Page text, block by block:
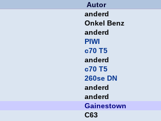
Autor
anderd
Onkel Benz
anderd
PIWI
c70 T5
anderd
c70 T5
260se DN
anderd
anderd
Gainestown
C63